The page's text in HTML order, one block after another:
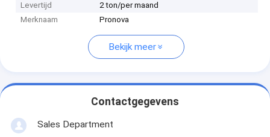
Levertijd
2 ton/per maand
Merknaam
Pronova
Bekijk meer
Contactgegevens
Sales Department